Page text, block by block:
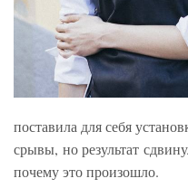
поставила для себя
срывы, но результат
почему это произошло.